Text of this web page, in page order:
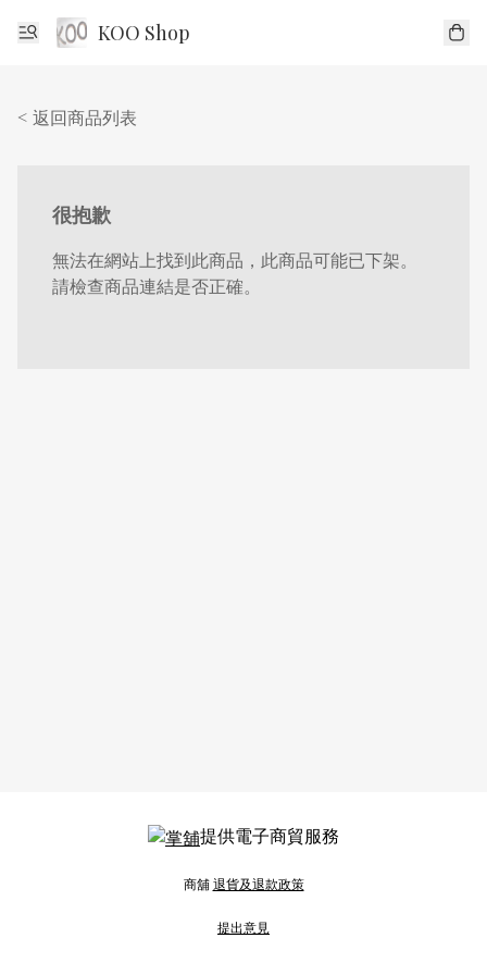
KOO Shop
< 返回商品列表
很抱歉
無法在網站上找到此商品，此商品可能已下架。
請檢查商品連結是否正確。
提供電子商貿服務
商舖退貨及退款政策
提出意見